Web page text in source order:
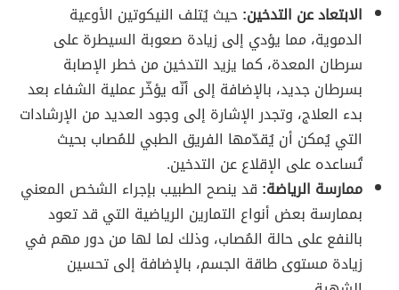
الابتعاد عن التدخين:حيث يُتلف النيكوتين الأوعية
الدموية، مما يؤدي إلى زيادة صعوبة السيطرة على
سرطان المعدة، كما يزيد التدخين من خطر الإصابة
بسرطان جديد، بالإضافة إلى أنّه يؤخّر عملية الشفاء بعد
بدء العلاج، وتجدر الإشارة إلى وجود العديد من الإرشادات
التي يُمكن أن يُقدّمها الفريق الطبي للمُصاب بحيث
تُساعده على الإقلاع عن التدخين.
ممارسة الرياضة: قد ينصح الطبيب بإجراء الشخص المعني
بممارسة بعض أنواع التمارين الرياضية التي قد تعود
بالنفع على حالة المُصاب، وذلك لما لها من دور مهم في
زيادة مستوى طاقة الجسم، بالإضافة إلى تحسين